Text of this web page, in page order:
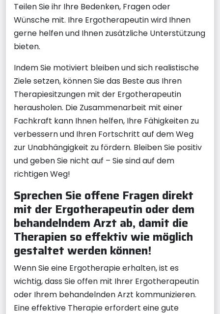
Teilen Sie ihr Ihre Bedenken, Fragen oder
Wünsche mit. Ihre Ergotherapeutin wird Ihnen
gerne helfen und Ihnen zusätzliche Unterstützung
bieten.
Indem Sie motiviert bleiben und sich realistische
Ziele setzen, können Sie das Beste aus Ihren
Therapiesitzungen mit der Ergotherapeutin
herausholen. Die Zusammenarbeit mit einer
Fachkraft kann Ihnen helfen, Ihre Fähigkeiten zu
verbessern und Ihren Fortschritt auf dem Weg
zur Unabhängigkeit zu fördern. Bleiben Sie positiv
und geben Sie nicht auf – Sie sind auf dem
richtigen Weg!
Sprechen Sie offene Fragen direkt
mit der Ergotherapeutin oder dem
behandelndem Arzt ab, damit die
Therapien so effektiv wie möglich
gestaltet werden können!
Wenn Sie eine Ergotherapie erhalten, ist es
wichtig, dass Sie offen mit Ihrer Ergotherapeutin
oder Ihrem behandelnden Arzt kommunizieren.
Eine effektive Therapie erfordert eine gute